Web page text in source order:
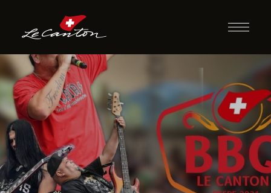
BBQ com Banda
cover do Charlie
Brown Jr.